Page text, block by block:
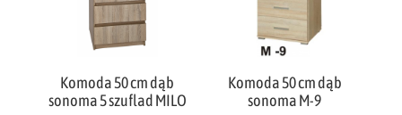
Komoda 50 cm dąb
sonoma 5 szuflad MILO
Komoda 50 cm dąb
sonoma M-9